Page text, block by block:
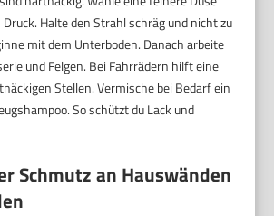
Druck. Halte den Strahl schräg und nicht zu
mit dem Unterboden. Danach arbeite
und Felgen. Bei Fahrrädern hilft eine
Stellen. Vermische bei Bedarf ein
So schützt du Lack und
Schmutz an Hauswänden